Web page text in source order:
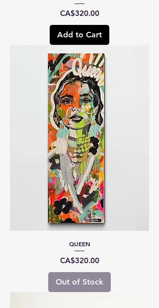
Price
CA$320.00
Add to Cart
QUEEN
Price
CA$320.00
Out of Stock